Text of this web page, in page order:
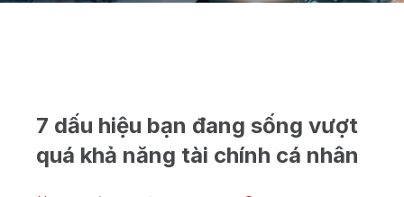
7 dấu hiệu bạn đang sống vượt
quá khả năng tài chính cá nhân